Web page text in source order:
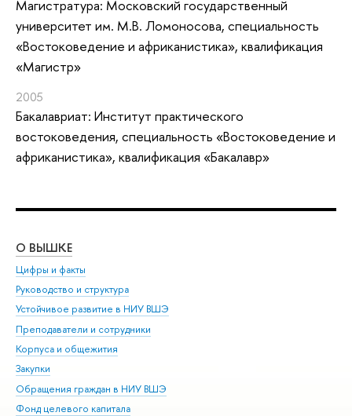
Магистратура: Московский государственный
университет им. М.В. Ломоносова, специальность
«Востоковедение и африканистика», квалификация
«Магистр»
2005
Бакалавриат: Институт практического
востоковедения, специальность «Востоковедение и
африканистика», квалификация «Бакалавр»
О ВЫШКЕ
Цифры и факты
Руководство и структура
Устойчивое развитие в НИУ ВШЭ
Преподаватели и сотрудники
Корпуса и общежития
Закупки
Обращения граждан в НИУ ВШЭ
Фонд целевого капитала